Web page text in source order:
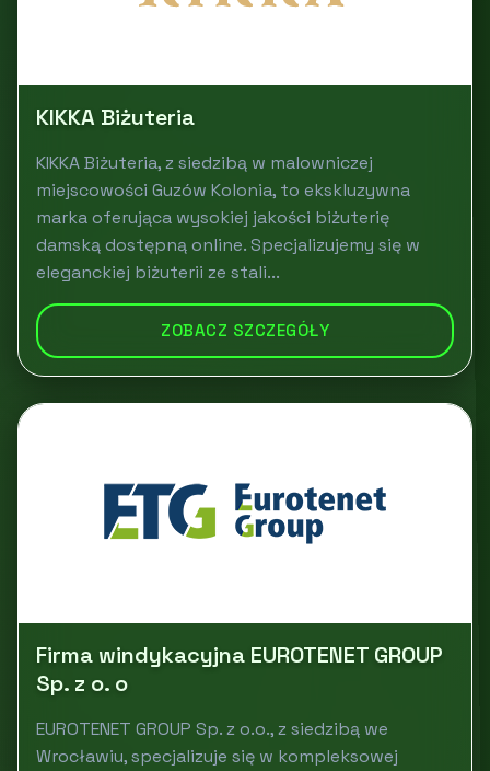
KIKKA Biżuteria
KIKKA Biżuteria, z siedzibą w malowniczej
miejscowości Guzów Kolonia, to ekskluzywna
marka oferująca wysokiej jakości biżuterię
damską dostępną online. Specjalizujemy się w
eleganckiej biżuterii ze stali...
ZOBACZ SZCZEGÓŁY
Firma windykacyjna EUROTENET GROUP
Sp. z o. o
EUROTENET GROUP Sp. z o.o., z siedzibą we
Wrocławiu, specjalizuje się w kompleksowej